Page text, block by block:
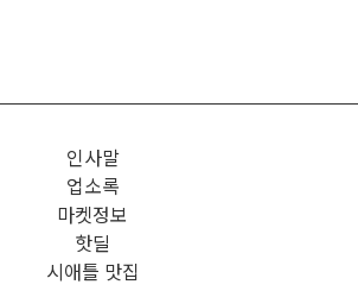
인사말
업소록
마켓정보
핫딜
시애틀 맛집